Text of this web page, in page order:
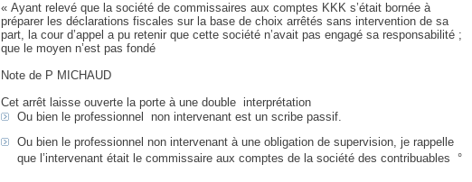
« Ayant relevé que la société de commissaires aux comptes KKK s’était bornée à
préparer les déclarations fiscales sur la base de choix arrêtés sans intervention de sa
part, la cour d’appel a pu retenir que cette société n’avait pas engagé sa responsabilité ;
que le moyen n’est pas fondé
Note de P MICHAUD
Cet arrêt laisse ouverte la porte à une double interprétation
Ou bien le professionnel
non intervenant est un scribe passif.
Ou bien le professionnel non intervenant à une obligation de supervision, je rappelle
que l’intervenant était le commissaire aux comptes de la société des contribuables °